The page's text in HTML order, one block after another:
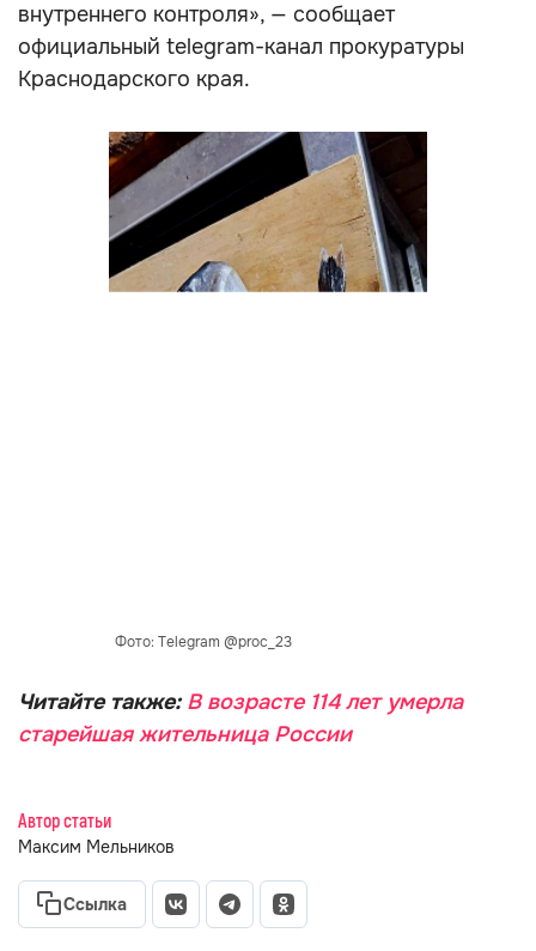
внутреннего контроля», — сообщает
официальный telegram-канал прокуратуры
Краснодарского края.
Фото: Telegram @proc_23
Читайте также: В возрасте 114 лет умерла
старейшая жительница России
Автор статьи
Максим Мельников
Ссылка